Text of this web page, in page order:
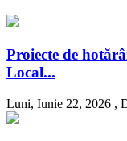
Proiecte de
Local...
Luni, Iunie 22, 2026 ,